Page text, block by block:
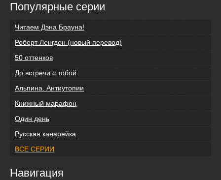
Популярные серии
Читаем Дэна Брауна!
Роберт Ленгдон (новый перевод)
50 оттенков
До встречи с тобой
Альпина. Антиутопии
Книжный марафон
Один день
Русская канарейка
ВСЕ СЕРИИ
Навигация